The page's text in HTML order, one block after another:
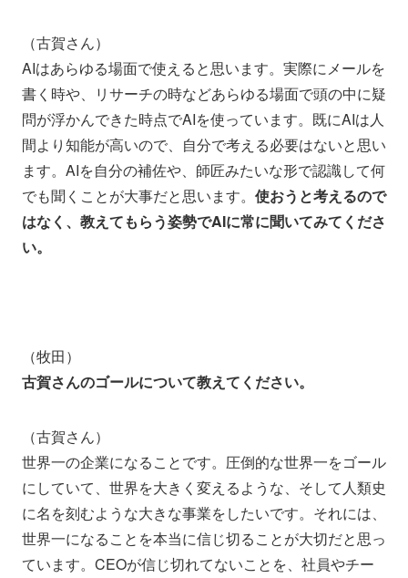
（古賀さん）
AIはあらゆる場面で使えると思います。実際にメールを
書く時や、リサーチの時などあらゆる場面で頭の中に疑
問が浮かんできた時点でAIを使っています。既にAIは人
間より知能が高いので、自分で考える必要はないと思い
ます。AIを自分の補佐や、師匠みたいな形で認識して何
でも聞くことが大事だと思います。 使おうと考えるので
はなく、教えてもらう姿勢でAIに常に聞いてみてくださ
い。
（牧田）
古賀さんのゴールについて教えてください。
（古賀さん）
世界一の企業になることです。圧倒的な世界一をゴール
にしていて、世界を大きく変えるような、そして人類史
に名を刻むような大きな事業をしたいです。それには、
世界一になることを本当に信じ切ることが大切だと思っ
ています。CEOが信じ切れてないことを、社員やチー